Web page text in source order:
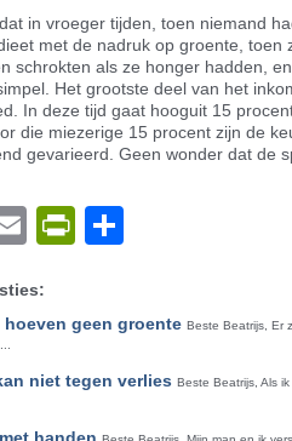
in vroeger tijden, toen niemand
met de nadruk op groente, toen
schrokten als ze honger hadden,
Het grootste deel van het
In deze tijd gaat hooguit 15
die miezerige 15 procent zijn de
gevarieerd. Geen wonder dat de
EmailPrintFriendly
hoeven geen groente Beste Beatrijs, Er
niet tegen verlies Beste Beatrijs, Als